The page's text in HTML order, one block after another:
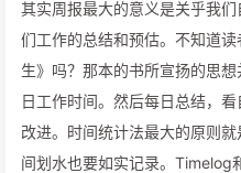
其实周报最大的意义是关乎我
们工作的总结和预估。不知道
生》吗？那本的书所宣扬的思
日工作时间。然后每日总结，
改进。时间统计法最大的原则
间划水也要如实记录。Timelog